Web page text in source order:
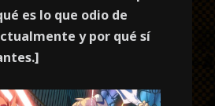
es lo que odio de
y por qué sí